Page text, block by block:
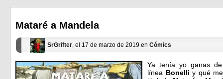
Mataré a Mandela
SrGrifter, el 17 de marzo de 2019 en Cómics
Ya tenía yo ganas
línea Bonelliy qué